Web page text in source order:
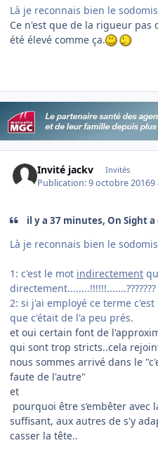
Là je reconnais bien le
Ce n'est que de la rigueur pas
été élevé comme ça.
Invité jackv Invités
Publication:9 octobre 20169
il y a 37 minutes, On Sight a
Là je reconnais bien le
1: c'est le mot indirectement
directement........!!!!!!.......???????
2: si j'ai employé ce terme
que c'était de l'a peu prés.
et oui certain font de
qui sont trop stricts..cela
nous sommes arrivé dans le
faute de l'autre"
et
pourquoi être s’embêter
suffisant, aux autres de s'y
casser la tête..